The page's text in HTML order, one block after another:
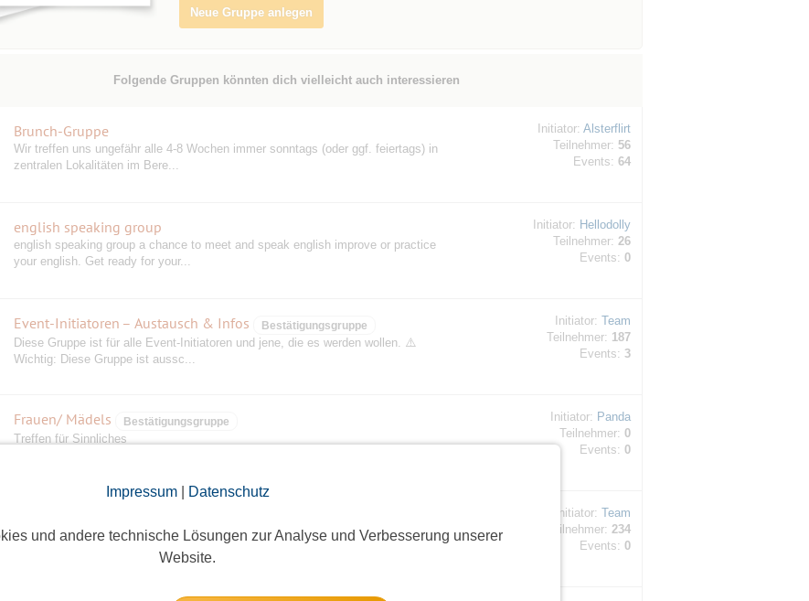
Impressum| Datenschutz
und andere technische Lösungen zur Analyse und Verbesserung unserer
Website.
Neue Gruppe anlegen
Folgende Gruppen könnten dich vielleicht auch interessieren
Brunch-Gruppe
Wir treffen uns ungefähr alle 4-8 Wochen immer sonntags (oder ggf. feiertags) in
zentralen Lokalitäten im Bere...
Initiator: Alsterflirt
Teilnehmer: 56
Events: 64
english speaking group
english speaking group a chance to meet and speak english improve or practice
your english. Get ready for your...
Initiator: Hellodolly
Teilnehmer: 26
Events: 0
Event-Initiatoren – Austausch & Infos Bestätigungsgruppe
Diese Gruppe ist für alle Event-Initiatoren und jene, die es werden wollen. ⚠️
Wichtig: Diese Gruppe ist aussc...
Initiator: Team
Teilnehmer: 187
Events: 3
Frauen/ Mädels Bestätigungsgruppe
Treffen für Sinnliches
Initiator: Panda
Teilnehmer: 0
Events: 0
Willkommen in unserer Funkenflug Feedback & News-Gruppe! Bitte beachte:
Diese Gruppe ist nur für Feedback,...
Initiator: Team
Teilnehmer: 234
Events: 0